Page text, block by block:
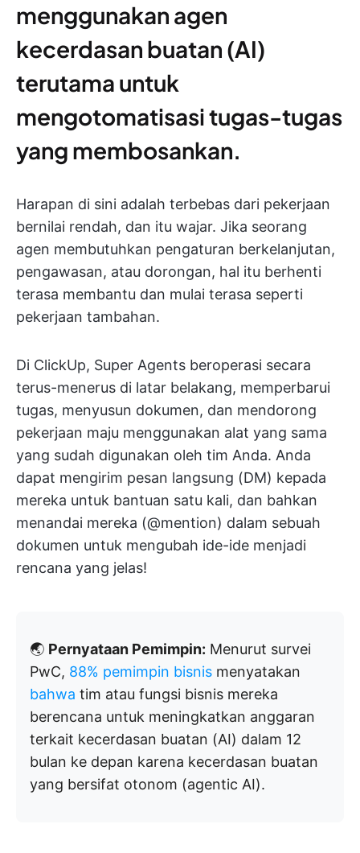
menggunakan agen
kecerdasan buatan (AI)
terutama untuk
mengotomatisasi tugas-tugas
yang membosankan.
Harapan di sini adalah terbebas dari pekerjaan
bernilai rendah, dan itu wajar. Jika seorang
agen membutuhkan pengaturan berkelanjutan,
pengawasan, atau dorongan, hal itu berhenti
terasa membantu dan mulai terasa seperti
pekerjaan tambahan.
Di ClickUp, Super Agents beroperasi secara
terus-menerus di latar belakang, memperbarui
tugas, menyusun dokumen, dan mendorong
pekerjaan maju menggunakan alat yang sama
yang sudah digunakan oleh tim Anda. Anda
dapat mengirim pesan langsung (DM) kepada
mereka untuk bantuan satu kali, dan bahkan
menandai mereka (@mention) dalam sebuah
dokumen untuk mengubah ide-ide menjadi
rencana yang jelas!
🌏 Pernyataan Pemimpin: Menurut survei
PwC, 88% pemimpin bisnis menyatakan
bahwa tim atau fungsi bisnis mereka
berencana untuk meningkatkan anggaran
terkait kecerdasan buatan (AI) dalam 12
bulan ke depan karena kecerdasan buatan
yang bersifat otonom (agentic AI).